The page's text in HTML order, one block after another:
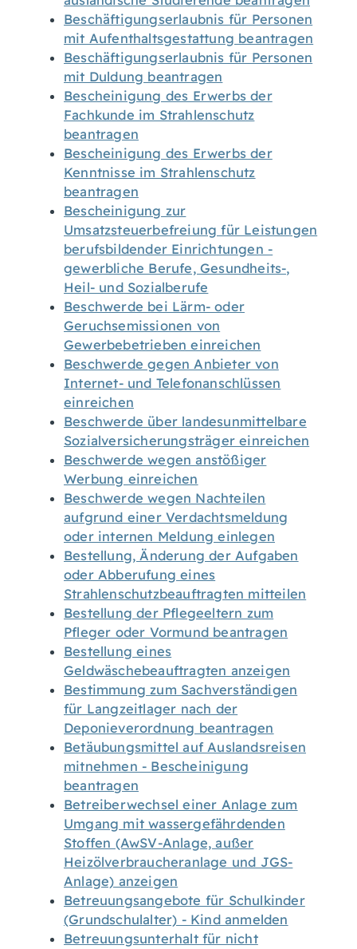
Beschäftigungserlaubnis für Personen
mit Aufenthaltsgestattung beantragen
Beschäftigungserlaubnis für Personen
mit Duldung beantragen
Bescheinigung des Erwerbs der
Fachkunde im Strahlenschutz
beantragen
Bescheinigung des Erwerbs der
Kenntnisse im Strahlenschutz
beantragen
Bescheinigung zur
Umsatzsteuerbefreiung für Leistungen
berufsbildender Einrichtungen -
gewerbliche Berufe, Gesundheits-,
Heil- und Sozialberufe
Beschwerde bei Lärm- oder
Geruchsemissionen von
Gewerbebetrieben einreichen
Beschwerde gegen Anbieter von
Internet- und Telefonanschlüssen
einreichen
Beschwerde über landesunmittelbare
Sozialversicherungsträger einreichen
Beschwerde wegen anstößiger
Werbung einreichen
Beschwerde wegen Nachteilen
aufgrund einer Verdachtsmeldung
oder internen Meldung einlegen
Bestellung, Änderung der Aufgaben
oder Abberufung eines
Strahlenschutzbeauftragten mitteilen
Bestellung der Pflegeeltern zum
Pfleger oder Vormund beantragen
Bestellung eines
Geldwäschebeauftragten anzeigen
Bestimmung zum Sachverständigen
für Langzeitlager nach der
Deponieverordnung beantragen
Betäubungsmittel auf Auslandsreisen
mitnehmen - Bescheinigung
beantragen
Betreiberwechsel einer Anlage zum
Umgang mit wassergefährdenden
Stoffen (AwSV-Anlage, außer
Heizölverbraucheranlage und JGS-
Anlage) anzeigen
Betreuungsangebote für Schulkinder
(Grundschulalter) - Kind anmelden
Betreuungsunterhalt für nicht